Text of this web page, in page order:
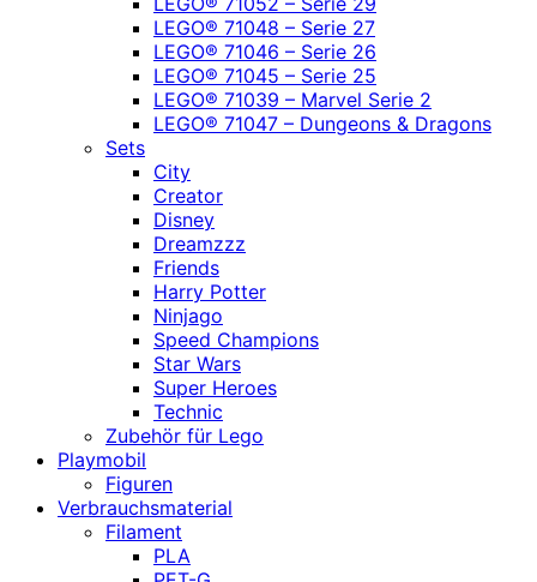
LEGO® 71048 – Serie 27
LEGO® 71046 – Serie 26
LEGO® 71045 – Serie 25
LEGO® 71039 – Marvel Serie 2
LEGO® 71047 – Dungeons & Dragons
Sets
City
Creator
Disney
Dreamzzz
Friends
Harry Potter
Ninjago
Speed Champions
Star Wars
Super Heroes
Technic
Zubehör für Lego
Playmobil
Figuren
Verbrauchsmaterial
Filament
PLA